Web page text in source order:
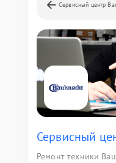
Сервисный центр
Сервисный
Ремонт техники